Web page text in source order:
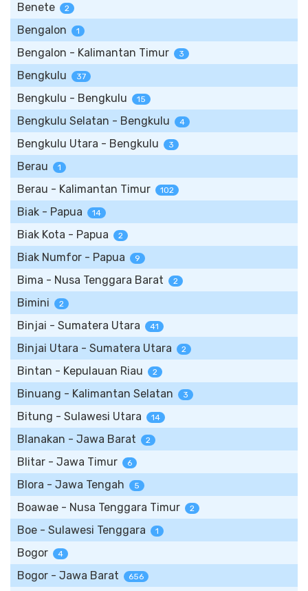
Benete 2
Bengalon 1
Bengalon - Kalimantan Timur 3
Bengkulu 37
Bengkulu - Bengkulu 15
Bengkulu Selatan - Bengkulu 4
Bengkulu Utara - Bengkulu 3
Berau 1
Berau - Kalimantan Timur 102
Biak - Papua 14
Biak Kota - Papua 2
Biak Numfor - Papua 9
Bima - Nusa Tenggara Barat 2
Bimini 2
Binjai - Sumatera Utara 41
Binjai Utara - Sumatera Utara 2
Bintan - Kepulauan Riau 2
Binuang - Kalimantan Selatan 3
Bitung - Sulawesi Utara 14
Blanakan - Jawa Barat 2
Blitar - Jawa Timur 6
Blora - Jawa Tengah 5
Boawae - Nusa Tenggara Timur 2
Boe - Sulawesi Tenggara 1
Bogor 4
Bogor - Jawa Barat 656